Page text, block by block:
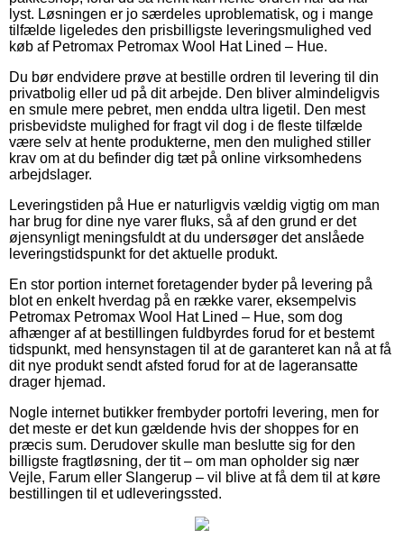
lyst. Løsningen er jo særdeles uproblematisk, og i mange
tilfælde ligeledes den prisbilligste leveringsmulighed ved
køb af Petromax Petromax Wool Hat Lined – Hue.
Du bør endvidere prøve at bestille ordren til levering til din
privatbolig eller ud på dit arbejde. Den bliver almindeligvis
en smule mere pebret, men endda ultra ligetil. Den mest
prisbevidste mulighed for fragt vil dog i de fleste tilfælde
være selv at hente produkterne, men den mulighed stiller
krav om at du befinder dig tæt på online virksomhedens
arbejdslager.
Leveringstiden på Hue er naturligvis vældig vigtig om man
har brug for dine nye varer fluks, så af den grund er det
øjensynligt meningsfuldt at du undersøger det anslåede
leveringstidspunkt for det aktuelle produkt.
En stor portion internet foretagender byder på levering på
blot en enkelt hverdag på en række varer, eksempelvis
Petromax Petromax Wool Hat Lined – Hue, som dog
afhænger af at bestillingen fuldbyrdes forud for et bestemt
tidspunkt, med hensynstagen til at de garanteret kan nå at få
dit nye produkt sendt afsted forud for at de lageransatte
drager hjemad.
Nogle internet butikker frembyder portofri levering, men for
det meste er det kun gældende hvis der shoppes for en
præcis sum. Derudover skulle man beslutte sig for den
billigste fragtløsning, der tit – om man opholder sig nær
Vejle, Farum eller Slangerup – vil blive at få dem til at køre
bestillingen til et udleveringssted.